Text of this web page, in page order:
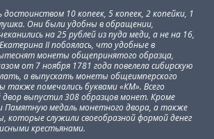
10 копеек, 5 копеек, 2 копейки, 1
Они были удобны в обращении,
на 25 рублей из пуда меди, а не на 16,
II побоялась, что удобные в
монеты общепринятого образца,
от 7 ноября 1781 года повелела сибирскую
а выпускать монеты общеимперского
помечались буквами «КМ». Всего
выпустил 308 образцов монет. Кроме
Памятную медаль монетного двора, а также
которые служили своеобразной формой денег
крестьянами.